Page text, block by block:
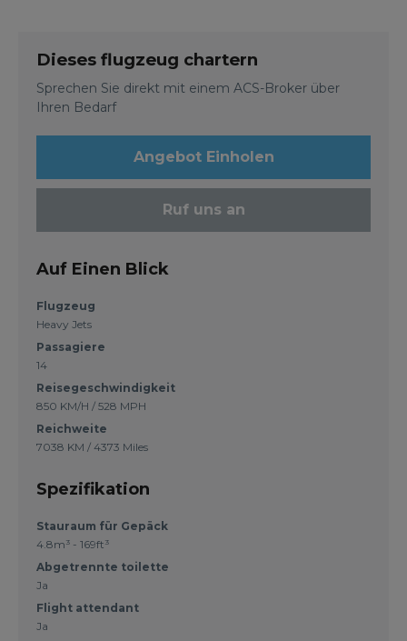
Dieses flugzeug chartern
Sprechen Sie direkt mit einem ACS-Broker über
Ihren Bedarf
Angebot Einholen
Ruf uns an
Auf Einen Blick
Flugzeug
Heavy Jets
Passagiere
14
Reisegeschwindigkeit
850 KM/H / 528 MPH
Reichweite
7038 KM / 4373 Miles
Spezifikation
Stauraum für Gepäck
4.8m³ - 169ft³
Abgetrennte toilette
Ja
Flight attendant
Ja